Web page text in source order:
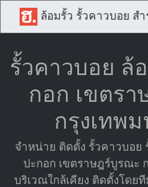
ล้อมรั้ว รั้วคาวบอย ส
รั้วคาวบอย ล้
กอก เขตร
กรุงเทพ
จำหน่าย ติดตั้ง รั้วคาวบอย
ปะกอก เขตราษฎร์บูรณะ
บริเวณใกล้เคียง ติดตั้งโด